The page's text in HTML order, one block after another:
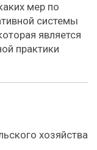
мер по
системы
является
практики
хозяйства